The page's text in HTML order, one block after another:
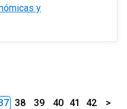
y
38 39 40 41 42 >